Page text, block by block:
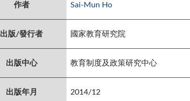
作者 Sai-Mun Ho
出版/發行者 國家教育研究院
出版中心 教育制度及政策研究中心
出版年月 2014/12